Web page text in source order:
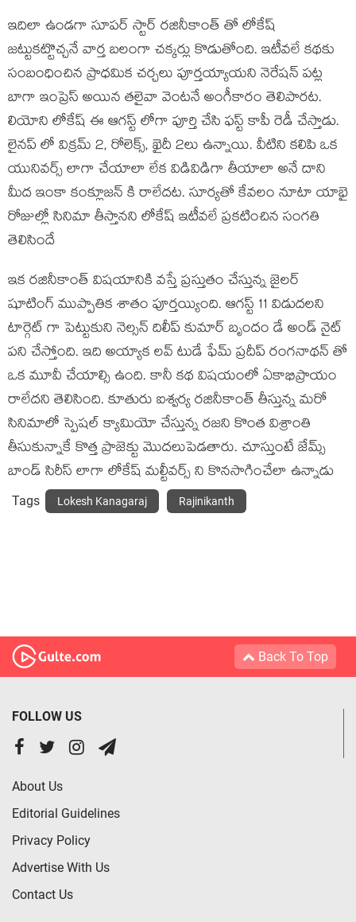
ఇదిలా ఉండగా సూపర్ స్టార్ రజినీకాంత్ తో లోకేష్
జట్టుకట్టొచ్చనే వార్త బలంగా చక్కర్లు కొడుతోంది. ఇటీవలే కథకు
సంబంధించిన ప్రాధమిక చర్చలు పూర్తయ్యాయని నెరేషన్ పట్ల
బాగా ఇంప్రెస్ అయిన తలైవా వెంటనే అంగీకారం తెలిపారట.
లియోని లోకేష్ ఈ ఆగస్ట్ లోగా పూర్తి చేసి ఫస్ట్ కాపీ రెడీ చేస్తాడు.
లైనప్ లో విక్రమ్ 2, రోలెక్స్, ఖైదీ 2లు ఉన్నాయి. వీటిని కలిపి ఒక
యునివర్స్ లాగా చేయాలా లేక విడివిడిగా తీయాలా అనే దాని
మీద ఇంకా కంక్లూజన్ కి రాలేదట. సూర్యతో కేవలం నూటా యాభై
రోజుల్లో సినిమా తీస్తానని లోకేష్ ఇటీవలే ప్రకటించిన సంగతి
తెలిసిందే
ఇక రజినీకాంత్ విషయానికి వస్తే ప్రస్తుతం చేస్తున్న జైలర్
షూటింగ్ ముప్పాతిక శాతం పూర్తయ్యింది. ఆగస్ట్ 11 విడుదలని
టార్గెట్ గా పెట్టుకుని నెల్సన్ దిలీప్ కుమార్ బృందం డే అండ్ నైట్
పని చేస్తోంది. ఇది అయ్యాక లవ్ టుడే ఫేమ్ ప్రదీప్ రంగనాథన్ తో
ఒక మూవీ చేయాల్సి ఉంది. కానీ కథ విషయంలో ఏకాభిప్రాయం
రాలేదని తెలిసింది. కూతురు ఐశ్వర్య రజినీకాంత్ తీస్తున్న మరో
సినిమాలో స్పెషల్ క్యామియో చేస్తున్న రజని కొంత విశ్రాంతి
తీసుకున్నాకే కొత్త ప్రాజెక్టు మొదలుపెడతారు. చూస్తుంటే జేమ్స్
బాండ్ సిరీస్ లాగా లోకేష్ మల్టీవర్స్ ని కొనసాగించేలా ఉన్నాడు
Tags Lokesh Kanagaraj Rajinikanth
Back To Top
FOLLOW US
About Us
Editorial Guidelines
Privacy Policy
Advertise With Us
Contact Us